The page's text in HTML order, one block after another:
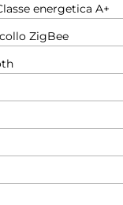
energetica A+
ZigBee